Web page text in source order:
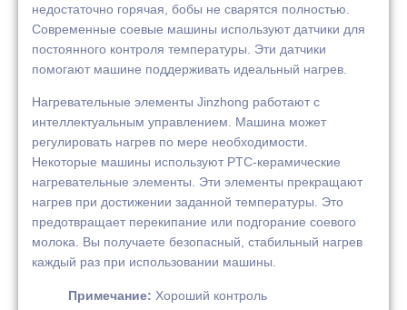
недостаточно горячая, бобы не сварятся полностью.
Современные соевые машины используют датчики для
постоянного контроля температуры. Эти датчики
помогают машине поддерживать идеальный нагрев.
Нагревательные элементы Jinzhong работают с
интеллектуальным управлением. Машина может
регулировать нагрев по мере необходимости.
Некоторые машины используют PTC-керамические
нагревательные элементы. Эти элементы прекращают
нагрев при достижении заданной температуры. Это
предотвращает перекипание или подгорание соевого
молока. Вы получаете безопасный, стабильный нагрев
каждый раз при использовании машины.
Примечание: Хороший контроль